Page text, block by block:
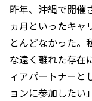
昨年、沖縄で開催
ヵ月といったキャ
とんどなかった。
な遠く離れた存在
ィアパートナーと
ョンに参加したい